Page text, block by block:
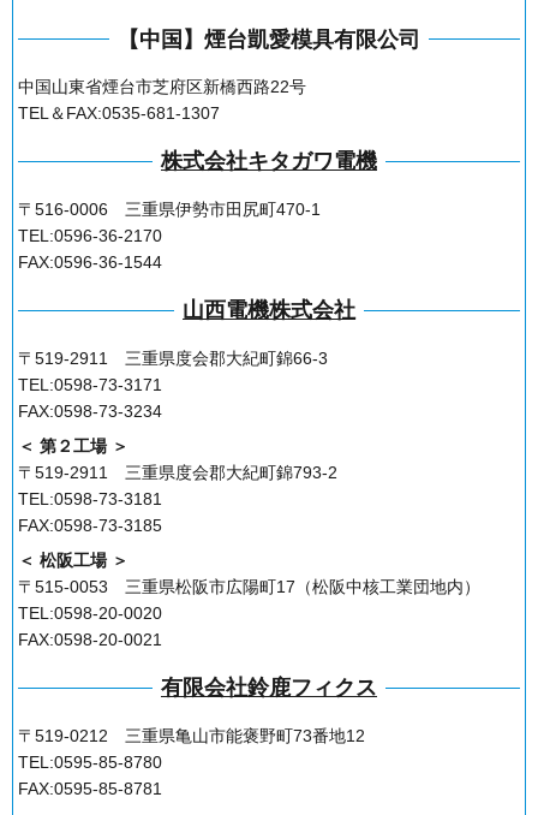
【中国】煙台凱愛模具有限公司
中国山東省煙台市芝府区新橋西路22号
TEL＆FAX:0535-681-1307
株式会社キタガワ電機
〒516-0006 三重県伊勢市田尻町470-1
TEL:0596-36-2170
FAX:0596-36-1544
山西電機株式会社
〒519-2911 三重県度会郡大紀町錦66-3
TEL:0598-73-3171
FAX:0598-73-3234
＜ 第２工場 ＞
〒519-2911 三重県度会郡大紀町錦793-2
TEL:0598-73-3181
FAX:0598-73-3185
＜ 松阪工場 ＞
〒515-0053 三重県松阪市広陽町17（松阪中核工業団地内）
TEL:0598-20-0020
FAX:0598-20-0021
有限会社鈴鹿フィクス
〒519-0212 三重県亀山市能褒野町73番地12
TEL:0595-85-8780
FAX:0595-85-8781